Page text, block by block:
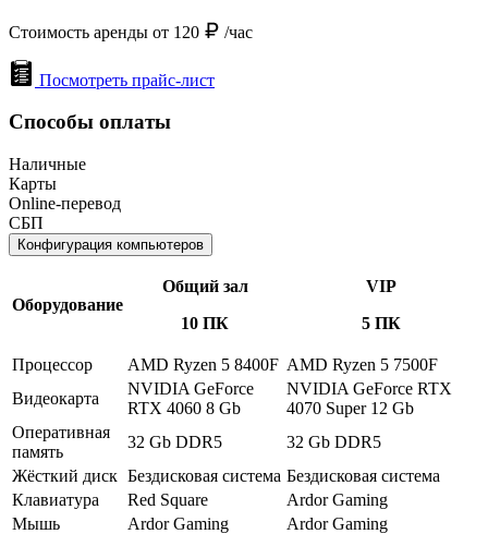
Стоимость аренды от 120 /час
Посмотреть прайс-лист
Способы оплаты
Наличные
Карты
Online-перевод
СБП
Конфигурация компьютеров
Оборудование
Общий зал
10 ПК
VIP
5 ПК
Процессор AMD Ryzen 5 8400F AMD Ryzen 5 7500F
Видеокарта
NVIDIA GeForce
RTX 4060 8 Gb
NVIDIA GeForce RTX
4070 Super 12 Gb
Оперативная
память
32 Gb DDR5
32 Gb DDR5
Жёсткий диск Бездисковая система Бездисковая система
Клавиатура
Red Square
Ardor Gaming
Мышь
Ardor Gaming
Ardor Gaming